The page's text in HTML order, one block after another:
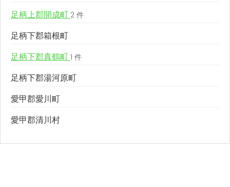
足柄上郡開成町 2 件
足柄下郡箱根町
足柄下郡真鶴町 1 件
足柄下郡湯河原町
愛甲郡愛川町
愛甲郡清川村